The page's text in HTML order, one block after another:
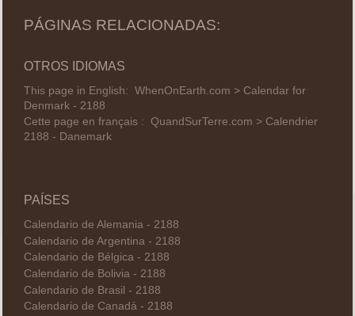
PÁGINAS RELACIONADAS:
OTROS IDIOMAS
This page in English: WhenOnEarth.com > Calendar for
Denmark - 2188
Cette page en français : QuandSurTerre.com > Calendrier
2188 - Danemark
PAÍSES
Calendario de Alemania - 2188
Calendario de Argentina - 2188
Calendario de Bélgica - 2188
Calendario de Bolivia - 2188
Calendario de Brasil - 2188
Calendario de Canadá - 2188